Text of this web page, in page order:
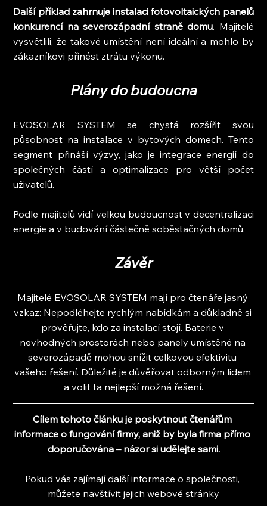
Další příklad zahrnuje instalaci fotovoltaických panelů
konkurencí na severozápadní straně domu. Majitelé
vysvětlili, že takové umístění není ideální a mohlo by
zákazníkovi přinést ztrátu výkonu.
Plány do budoucna
EVOSOLAR SYSTEM se chystá rozšířit svou
působnost na instalace v bytových domech. Tento
segment přináší výzvy, jako je integrace energií do
společných částí a optimalizace pro větší počet
uživatelů.
Podle majitelů vidí velkou budoucnost v decentralizaci
energie a v budování částečně soběstačných domů.
Závěr
Majitelé EVOSOLAR SYSTEM mají pro čtenáře jasný
vzkaz: Nepodléhejte rychlým nabídkám a důkladně si
prověřujte, kdo za instalací stojí. Baterie v
nevhodných prostorách nebo panely umístěné na
severozápadě mohou snížit celkovou efektivitu
vašeho řešení. Důležité je důvěřovat odborným lidem
a volit ta nejlepší možná řešení.
Cílem tohoto článku je poskytnout čtenářům
informace o fungování firmy, aniž by byla firma přímo
doporučována – názor si udělejte sami.
Pokud vás zajímají další informace o společnosti,
můžete navštívit jejich webové stránky